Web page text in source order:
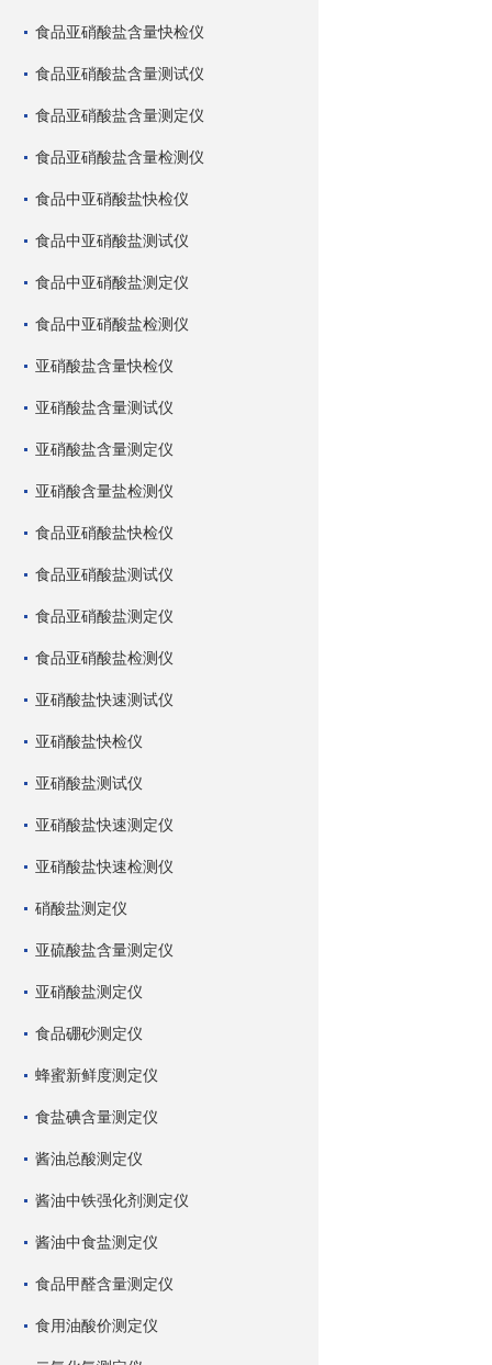
食品亚硝酸盐含量快检仪
食品亚硝酸盐含量测试仪
食品亚硝酸盐含量测定仪
食品亚硝酸盐含量检测仪
食品中亚硝酸盐快检仪
食品中亚硝酸盐测试仪
食品中亚硝酸盐测定仪
食品中亚硝酸盐检测仪
亚硝酸盐含量快检仪
亚硝酸盐含量测试仪
亚硝酸盐含量测定仪
亚硝酸含量盐检测仪
食品亚硝酸盐快检仪
食品亚硝酸盐测试仪
食品亚硝酸盐测定仪
食品亚硝酸盐检测仪
亚硝酸盐快速测试仪
亚硝酸盐快检仪
亚硝酸盐测试仪
亚硝酸盐快速测定仪
亚硝酸盐快速检测仪
硝酸盐测定仪
亚硫酸盐含量测定仪
亚硝酸盐测定仪
食品硼砂测定仪
蜂蜜新鲜度测定仪
食盐碘含量测定仪
酱油总酸测定仪
酱油中铁强化剂测定仪
酱油中食盐测定仪
食品甲醛含量测定仪
食用油酸价测定仪